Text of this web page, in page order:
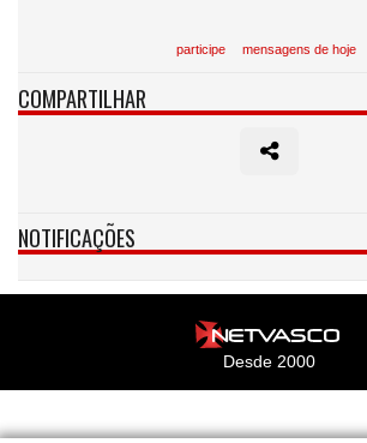
participe mensagens de hoje
COMPARTILHAR
NOTIFICAÇÕES
Desde 2000